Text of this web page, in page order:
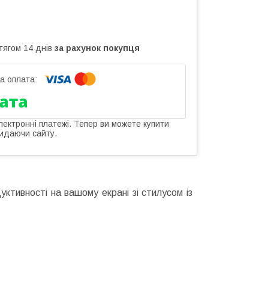
14 днів за рахунок покупця
платежі. Тепер ви можете купити
сайту.
на вашому екрані зі стилусом із